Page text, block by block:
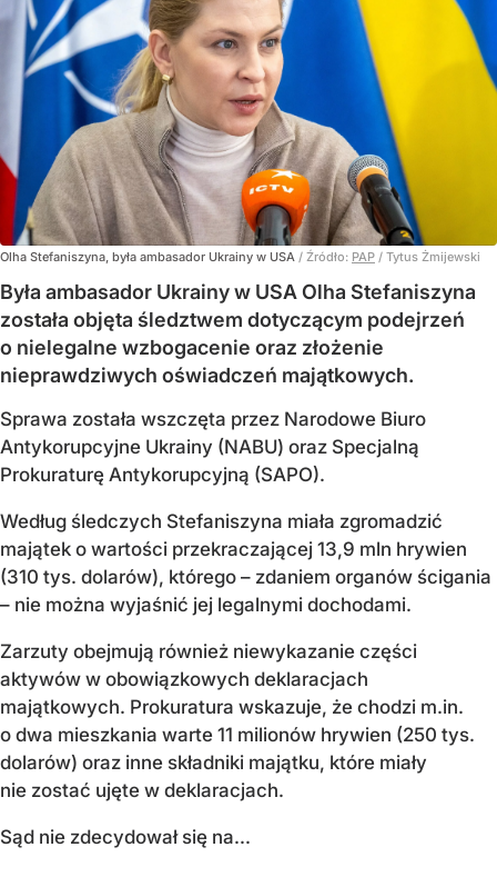
Olha Stefaniszyna, była ambasador Ukrainy w USA / Źródło: PAP / Tytus Żmijewski
Była ambasador Ukrainy w USA Olha Stefaniszyna
została objęta śledztwem dotyczącym podejrzeń
o nielegalne wzbogacenie oraz złożenie
nieprawdziwych oświadczeń majątkowych.
Sprawa została wszczęta przez Narodowe Biuro
Antykorupcyjne Ukrainy (NABU) oraz Specjalną
Prokuraturę Antykorupcyjną (SAPO).
Według śledczych Stefaniszyna miała zgromadzić
majątek o wartości przekraczającej 13,9 mln hrywien
(310 tys. dolarów), którego – zdaniem organów ścigania
– nie można wyjaśnić jej legalnymi dochodami.
Zarzuty obejmują również niewykazanie części
aktywów w obowiązkowych deklaracjach
majątkowych. Prokuratura wskazuje, że chodzi m.in.
o dwa mieszkania warte 11 milionów hrywien (250 tys.
dolarów) oraz inne składniki majątku, które miały
nie zostać ujęte w deklaracjach.
Sąd nie zdecydował się na...